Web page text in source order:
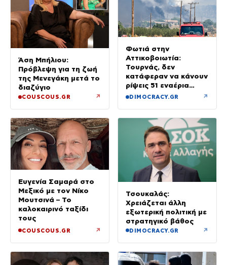
Άση Μπήλιου:
Πρόβλεψη για τη ζωή
της Μενεγάκη μετά το
διαζύγιο
COUSCOUS.GR ↗
Φωτιά στην
Αττικοβοιωτία:
Τουρνάς, δεν
κατάφεραν να κάνουν
ρίψεις 51 εναέρια
μέσα
DIMOCRACY.GR ↗
Ευγενία Σαμαρά στο
Μεξικό με τον Νίκο
Μουτσινά – Το
καλοκαιρινό ταξίδι
τους
COUSCOUS.GR ↗
Τσουκαλάς:
Χρειάζεται άλλη
εξωτερική πολιτική με
στρατηγικό βάθος
DIMOCRACY.GR ↗